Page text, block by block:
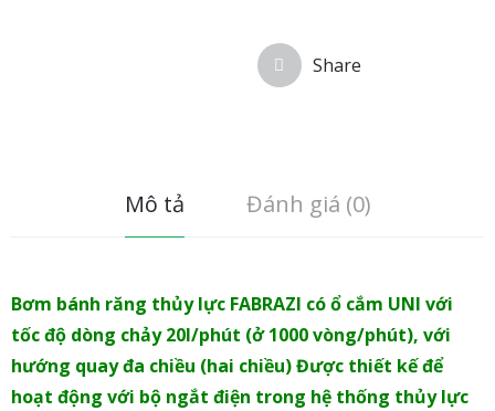
Share
Mô tả Đánh giá (0)
Bơm bánh răng thủy lực FABRAZI có ổ cắm UNI với
tốc độ dòng chảy 20l/phút (ở 1000 vòng/phút), với
hướng quay đa chiều (hai chiều) Được thiết kế để
hoạt động với bộ ngắt điện trong hệ thống thủy lực